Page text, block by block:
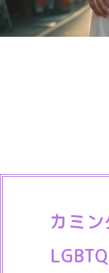
カミ